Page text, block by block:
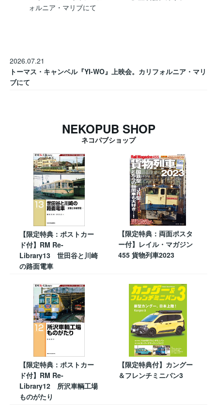
2026.07.21
トーマス・キャンベル『YI-WO』上映会。カリフォルニア・マリ
ブにて
NEKOPUB SHOP
ネコパブショップ
【限定特典：ポストカー
ド付】RM Re-
Library13 世田谷と川崎
の路面電車
【限定特典：両面ポスタ
ー付】レイル・マガジン
455 貨物列車2023
【限定特典：ポストカー
ド付】RM Re-
Library12 所沢車輌工場
ものがたり
【限定特典付】カングー
＆フレンチミニバン3